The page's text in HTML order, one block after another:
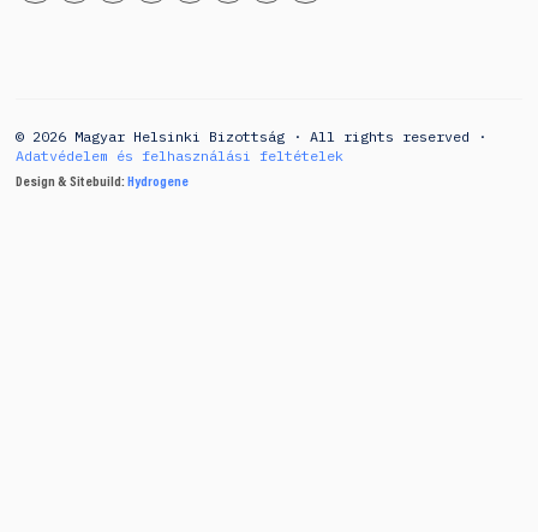
© 2026 Magyar Helsinki Bizottság · All rights reserved ·
Adatvédelem és felhasználási feltételek
Design & Sitebuild: Hydrogene